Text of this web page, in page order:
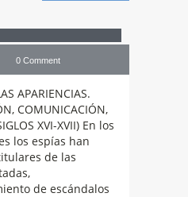
0 Comment
APARIENCIAS.
COMUNICACIÓN,
XVI-XVII) En los
los espías han
de las
de escándalos